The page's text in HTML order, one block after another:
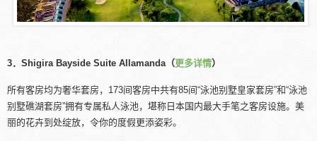
3．Shigira Bayside Suite Allamanda（更多详情）
所有客房均为奢华套房，173间客房中共有85间“泳池别墅皇家套房”和“泳池
别墅礁湖套房”拥有专属私人泳池，堪称日本国内最大手笔之客房设施。美
丽的花卉到处绽放，令你的度假更添姿彩。